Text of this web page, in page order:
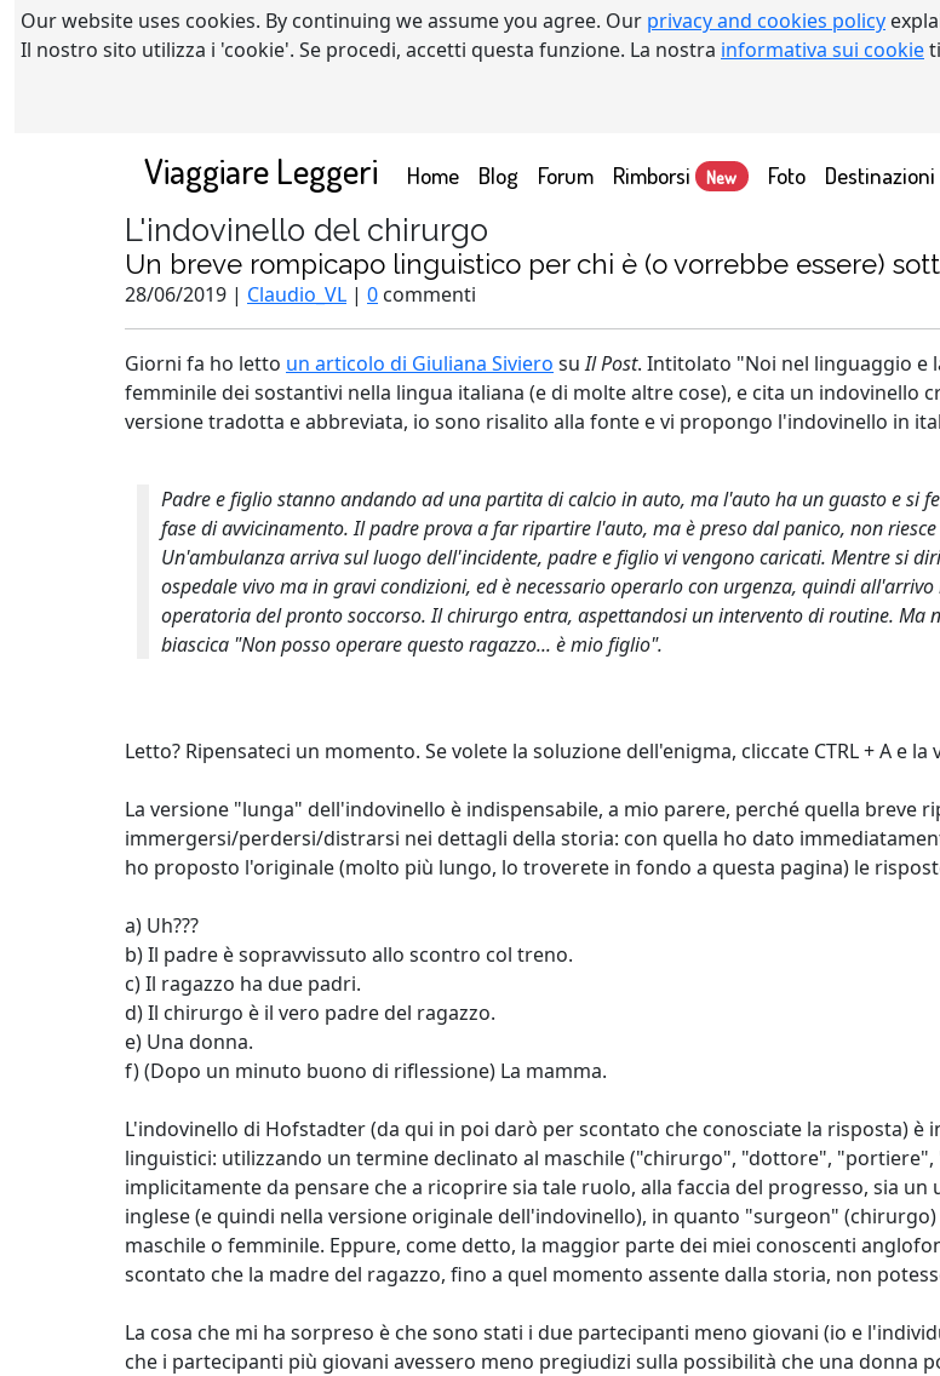
Our website uses cookies. By continuing we assume you agree. Our privacy and cookies policy
Il nostro sito utilizza i 'cookie'. Se procedi, accetti questa funzione. La nostra informativa sui cookie
Viaggiare Leggeri Home(current)
Blog Forum Rimborsi New Foto Destinazioni
L'indovinello del chirurgo
Un breve rompicapo linguistico per chi è (o vorrebbe essere)
28/06/2019 | Claudio_VL | 0 commenti
Giorni fa ho letto un articolo di Giuliana Siviero suIl Post. Intitolato "Noi nel linguaggio e
femminile dei sostantivi nella lingua italiana (e di molte altre cose), e cita un indovinello
versione tradotta e abbreviata, io sono risalito alla fonte e vi propongo l'indovinello in
Padre e figlio stanno andando ad una partita di calcio in auto, ma l'auto ha un guasto e si
fase di avvicinamento. Il padre prova a far ripartire l'auto, ma è preso dal panico, non
Un'ambulanza arriva sul luogo dell'incidente, padre e figlio vi vengono caricati. Mentre si
ospedale vivo ma in gravi condizioni, ed è necessario operarlo con urgenza, quindi
operatoria del pronto soccorso. Il chirurgo entra, aspettandosi un intervento di routine. Ma
biascica "Non posso operare questo ragazzo... è mio figlio".
Letto? Ripensateci un momento. Se volete la soluzione dell'enigma, cliccate CTRL + A e
La versione "lunga" dell'indovinello è indispensabile, a mio parere, perché quella breve
immergersi/perdersi/distrarsi nei dettagli della storia: con quella ho dato
ho proposto l'originale (molto più lungo, lo troverete in fondo a questa pagina) le
a) Uh???
b) Il padre è sopravvissuto allo scontro col treno.
c) Il ragazzo ha due padri.
d) Il chirurgo è il vero padre del ragazzo.
e) Una donna.
f) (Dopo un minuto buono di riflessione) La mamma.
L'indovinello di Hofstadter (da qui in poi darò per scontato che conosciate la risposta)
linguistici: utilizzando un termine declinato al maschile ("chirurgo", "dottore",
implicitamente da pensare che a ricoprire sia tale ruolo, alla faccia del progresso, sia
inglese (e quindi nella versione originale dell'indovinello), in quanto "surgeon"
maschile o femminile. Eppure, come detto, la maggior parte dei miei conoscenti
scontato che la madre del ragazzo, fino a quel momento assente dalla storia, non
La cosa che mi ha sorpreso è che sono stati i due partecipanti meno giovani (io e
che i partecipanti più giovani avessero meno pregiudizi sulla possibilità che una donna